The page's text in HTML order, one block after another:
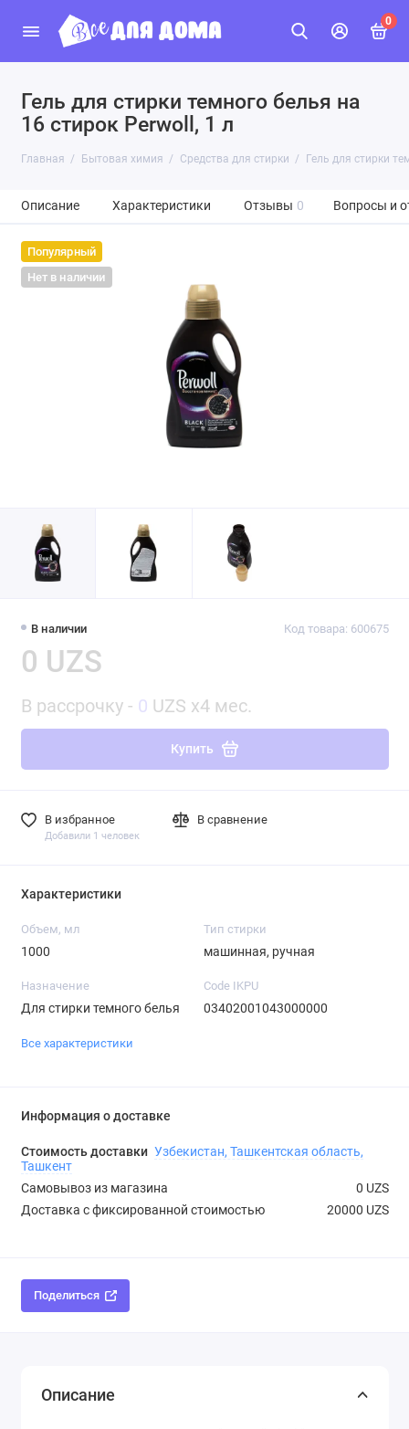
0
Гель для стирки темного белья на
16 стирок Perwoll, 1 л
Главная Бытовая химия Средства для стирки Гель для стирки
Описание Характеристики Отзывы 0 Вопросы и
Популярный
Нет в наличии
В наличии Код товара: 600675
0 UZS
В рассрочку - 0 UZS x4 мес.
Купить
В избранное
Добавили 1 человек
В сравнение
Характеристики
Объем, мл
1000
Тип стирки
машинная, ручная
Назначение
Для стирки темного белья
Code IKPU
03402001043000000
Все характеристики
Информация о доставке
Стоимость доставки Узбекистан, Ташкентская область,
Ташкент
Самовывоз из магазина
0 UZS
Доставка с фиксированной стоимостью
20000 UZS
Поделиться
Описание